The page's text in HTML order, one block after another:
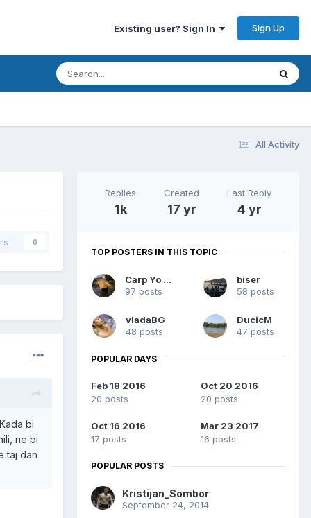
Existing user? Sign In Sign Up
All Activity
0
bi
ne bi
taj dan
Replies
1k
Created
17 yr
Last Reply
4 yr
TOP POSTERS IN THIS TOPIC
Carp Yo Yo
97 posts
biser
58 posts
vladaBG
48 posts
DucicM
47 posts
POPULAR DAYS
Feb 18 2016
20 posts
Oct 20 2016
20 posts
Oct 16 2016
17 posts
Mar 23 2017
16 posts
POPULAR POSTS
Kristijan_Sombor
September 24, 2014